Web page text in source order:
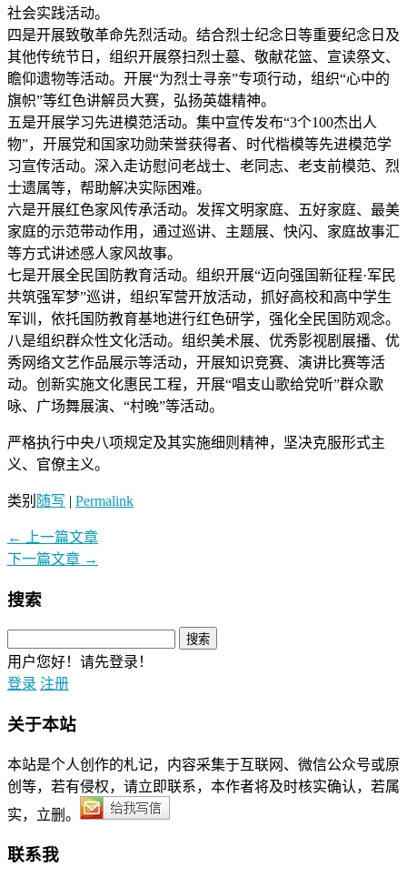
社会实践活动。
四是开展致敬革命先烈活动。结合烈士纪念日等重要纪念日及
其他传统节日，组织开展祭扫烈士墓、敬献花篮、宣读祭文、
瞻仰遗物等活动。开展“为烈士寻亲”专项行动，组织“心中的
旗帜”等红色讲解员大赛，弘扬英雄精神。
五是开展学习先进模范活动。集中宣传发布“3个100杰出人
物”，开展党和国家功勋荣誉获得者、时代楷模等先进模范学
习宣传活动。深入走访慰问老战士、老同志、老支前模范、烈
士遗属等，帮助解决实际困难。
六是开展红色家风传承活动。发挥文明家庭、五好家庭、最美
家庭的示范带动作用，通过巡讲、主题展、快闪、家庭故事汇
等方式讲述感人家风故事。
七是开展全民国防教育活动。组织开展“迈向强国新征程·军民
共筑强军梦”巡讲，组织军营开放活动，抓好高校和高中学生
军训，依托国防教育基地进行红色研学，强化全民国防观念。
八是组织群众性文化活动。组织美术展、优秀影视剧展播、优
秀网络文艺作品展示等活动，开展知识竞赛、演讲比赛等活
动。创新实施文化惠民工程，开展“唱支山歌给党听”群众歌
咏、广场舞展演、“村晚”等活动。
严格执行中央八项规定及其实施细则精神，坚决克服形式主
义、官僚主义。
类别 随写 | Permalink
←
上一篇文章
下一篇文章 →
搜索
用户您好！请先登录！
登录 注册
关于本站
本站是个人创作的札记，内容采集于互联网、微信公众号或原
创等，若有侵权，请立即联系，本作者将及时核实确认，若属
实，立删。
联系我